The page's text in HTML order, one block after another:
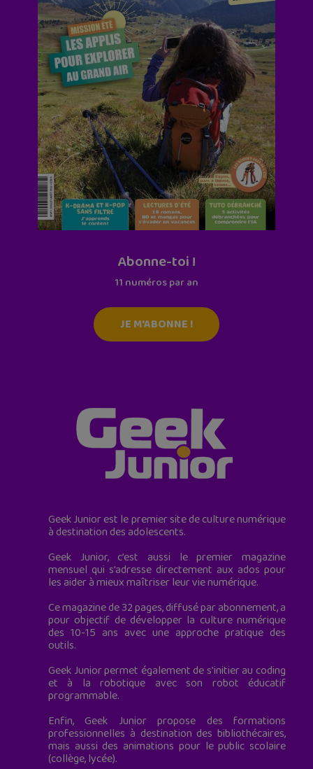
Abonne-toi !
11 numéros par an
JE M'ABONNE !
Geek Junior est le premier site de culture numérique
à destination des adolescents.
Geek Junior, c’est aussi le premier magazine
mensuel qui s’adresse directement aux ados pour
les aider à mieux maîtriser leur vie numérique.
Ce magazine de 32 pages, diffusé par abonnement, a
pour objectif de développer la culture numérique
des 10-15 ans avec une approche pratique des
outils.
Geek Junior permet également de s'initier au coding
et à la robotique avec son robot éducatif
programmable.
Enfin, Geek Junior propose des formations
professionnelles à destination des bibliothécaires,
mais aussi des animations pour le public scolaire
(collège, lycée).